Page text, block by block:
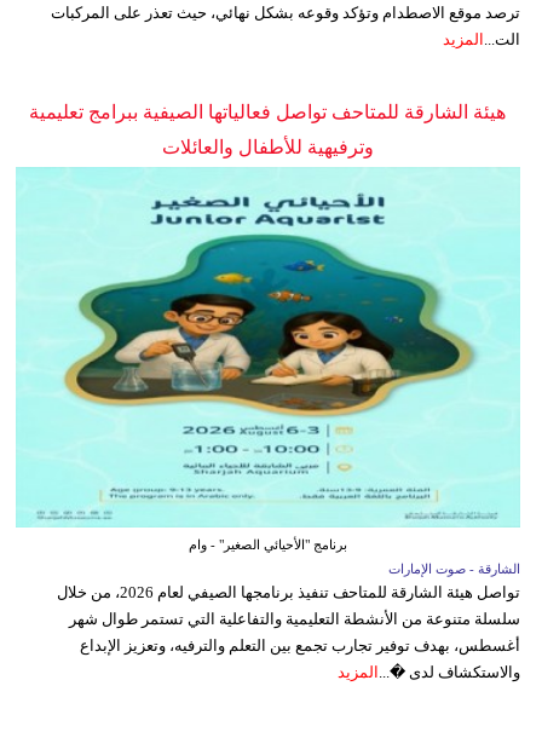
ترصد موقع الاصطدام وتؤكد وقوعه بشكل نهائي، حيث تعذر على المركبات
الت...
المزيد
هيئة الشارقة للمتاحف تواصل فعالياتها الصيفية ببرامج تعليمية
وترفيهية للأطفال والعائلات
برنامج "الأحيائي الصغير" - وام
الشارقة - صوت الإمارات
تواصل هيئة الشارقة للمتاحف تنفيذ برنامجها الصيفي لعام 2026، من خلال
سلسلة متنوعة من الأنشطة التعليمية والتفاعلية التي تستمر طوال شهر
أغسطس، بهدف توفير تجارب تجمع بين التعلم والترفيه، وتعزيز الإبداع
والاستكشاف لدى �... المزيد